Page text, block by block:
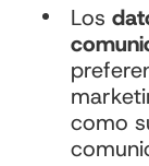
Los
como